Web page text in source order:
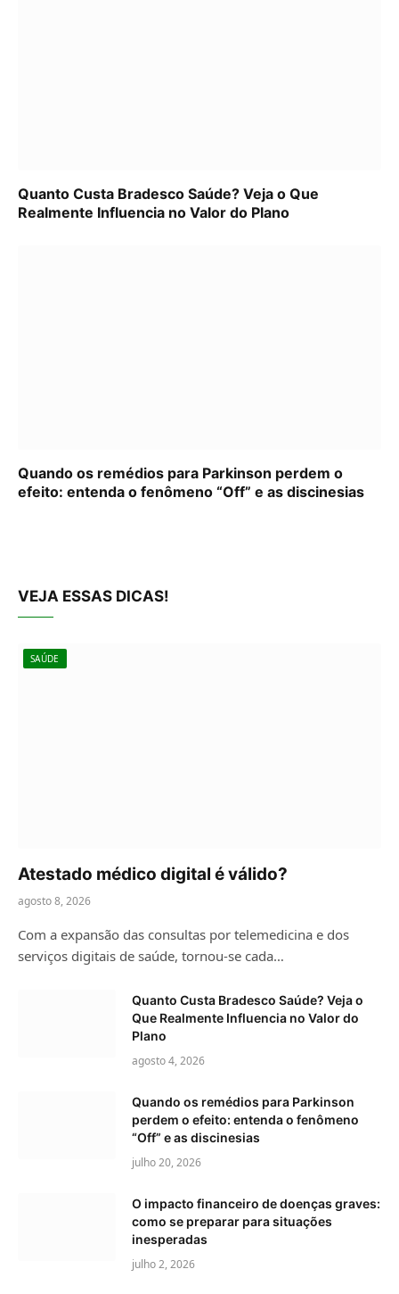
Quanto Custa Bradesco Saúde? Veja o Que
Realmente Influencia no Valor do Plano
Quando os remédios para Parkinson perdem o
efeito: entenda o fenômeno “Off” e as discinesias
VEJA ESSAS DICAS!
SAÚDE
Atestado médico digital é válido?
agosto 8, 2026
Com a expansão das consultas por telemedicina e dos
serviços digitais de saúde, tornou-se cada…
Quanto Custa Bradesco Saúde? Veja o
Que Realmente Influencia no Valor do
Plano
agosto 4, 2026
Quando os remédios para Parkinson
perdem o efeito: entenda o fenômeno
“Off” e as discinesias
julho 20, 2026
O impacto financeiro de doenças graves:
como se preparar para situações
inesperadas
julho 2, 2026